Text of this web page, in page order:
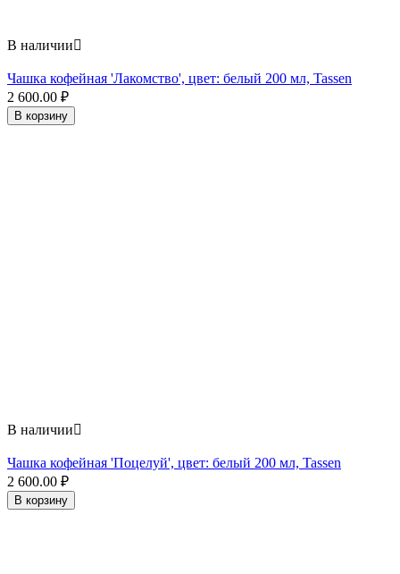
В наличии
Чашка кофейная 'Лакомство', цвет: белый 200 мл, Tassen
2 600.00 ₽
В корзину
В наличии
Чашка кофейная 'Поцелуй', цвет: белый 200 мл, Tassen
2 600.00 ₽
В корзину